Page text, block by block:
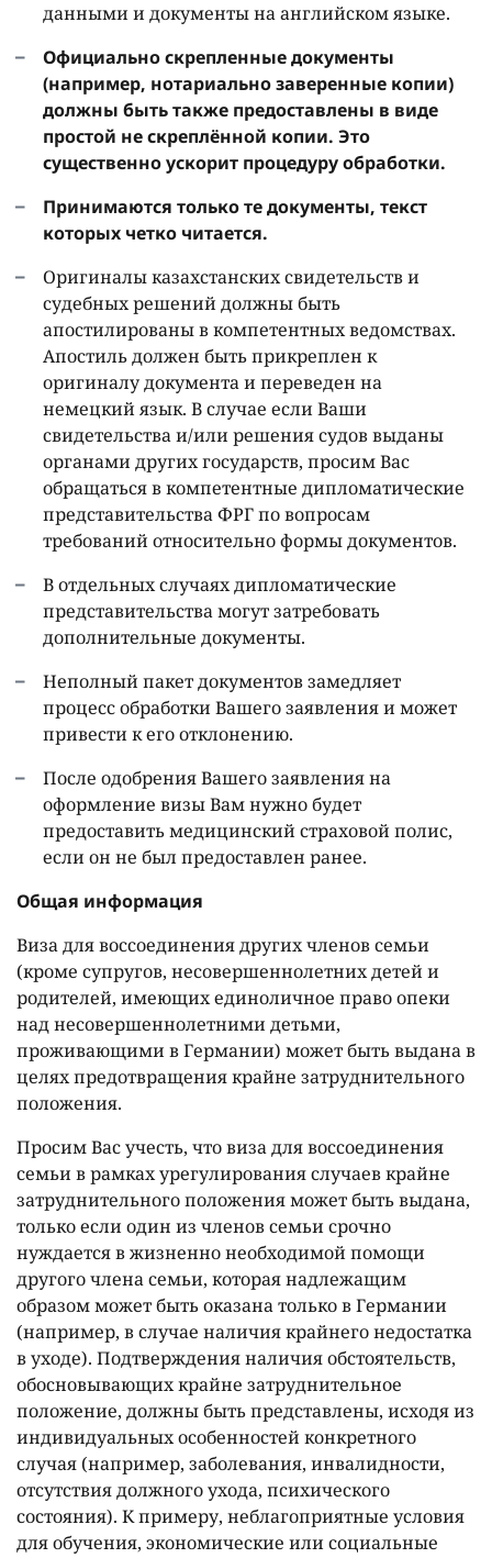
данными и документы на английском языке.
Официально скрепленные документы
(например, нотариально заверенные копии)
должны быть также предоставлены в виде
простой не скреплённой копии. Это
существенно ускорит процедуру обработки.
Принимаются только те документы, текст
которых четко читается.
Оригиналы казахстанских свидетельств и
судебных решений должны быть
апостилированы в компетентных ведомствах.
Апостиль должен быть прикреплен к
оригиналу документа и переведен на
немецкий язык. В случае если Ваши
свидетельства и/или решения судов выданы
органами других государств, просим Вас
обращаться в компетентные дипломатические
представительства ФРГ по вопросам
требований относительно формы документов.
В отдельных случаях дипломатические
представительства могут затребовать
дополнительные документы.
Неполный пакет документов замедляет
процесс обработки Вашего заявления и может
привести к его отклонению.
После одобрения Вашего заявления на
оформление визы Вам нужно будет
предоставить медицинский страховой полис,
если он не был предоставлен ранее.
Общая информация
Виза для воссоединения других членов семьи
(кроме супругов, несовершеннолетних детей и
родителей, имеющих единоличное право опеки
над несовершеннолетними детьми,
проживающими в Германии) может быть выдана в
целях предотвращения крайне затруднительного
положения.
Просим Вас учесть, что виза для воссоединения
семьи в рамках урегулирования случаев крайне
затруднительного положения может быть выдана,
только если один из членов семьи срочно
нуждается в жизненно необходимой помощи
другого члена семьи, которая надлежащим
образом может быть оказана только в Германии
(например, в случае наличия крайнего недостатка
в уходе). Подтверждения наличия обстоятельств,
обосновывающих крайне затруднительное
положение, должны быть представлены, исходя из
индивидуальных особенностей конкретного
случая (например, заболевания, инвалидности,
отсутствия должного ухода, психического
состояния). К примеру, неблагоприятные условия
для обучения, экономические или социальные